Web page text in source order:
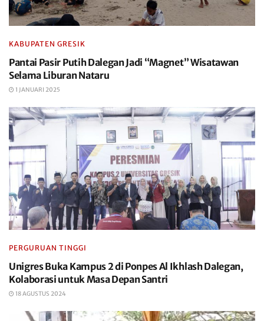
KABUPATEN GRESIK
Pantai Pasir Putih Dalegan Jadi “Magnet” Wisatawan
Selama Liburan Nataru
1 JANUARI 2025
PERGURUAN TINGGI
Unigres Buka Kampus 2 di Ponpes Al Ikhlash Dalegan,
Kolaborasi untuk Masa Depan Santri
18 AGUSTUS 2024